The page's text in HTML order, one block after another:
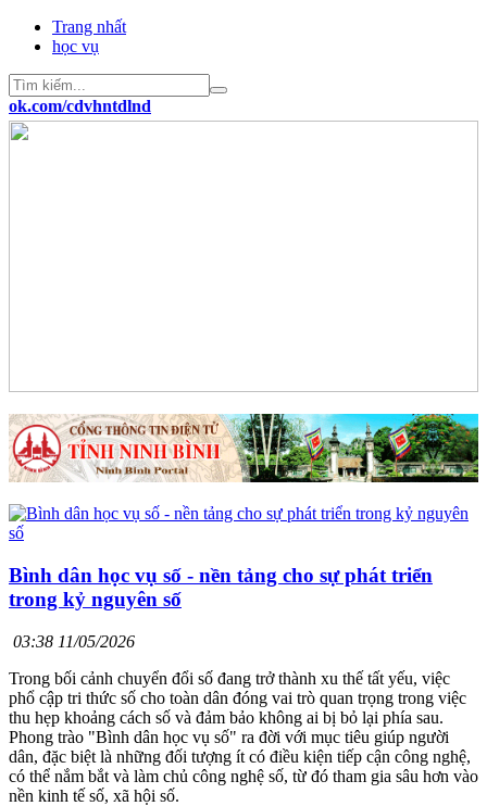
Trang nhất
học vụ
cdvhntdlnd
Bình dân học vụ số - nền tảng cho sự phát triển
trong kỷ nguyên số
03:38 11/05/2026
Trong bối cảnh chuyển đổi số đang trở thành xu thế tất yếu, việc
phổ cập tri thức số cho toàn dân đóng vai trò quan trọng trong việc
thu hẹp khoảng cách số và đảm bảo không ai bị bỏ lại phía sau.
Phong trào "Bình dân học vụ số" ra đời với mục tiêu giúp người
dân, đặc biệt là những đối tượng ít có điều kiện tiếp cận công nghệ,
có thể nắm bắt và làm chủ công nghệ số, từ đó tham gia sâu hơn vào
nền kinh tế số, xã hội số.